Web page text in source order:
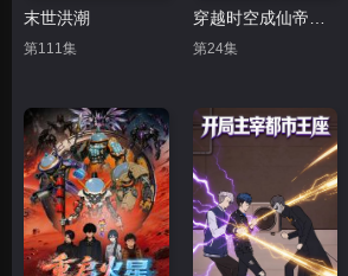
末世洪潮
第111集
穿越时空成仙帝，系统迟到八万年
第24集